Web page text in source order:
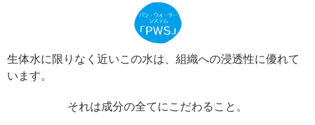
生体水に限りなく近いこの水は、組織への浸透性に優れて
います。
それは成分の全てにこだわること。